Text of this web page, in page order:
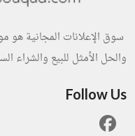
سوق الإعلانات المجانية هو
والحل الأمثل للبيع والشراء
Follow Us